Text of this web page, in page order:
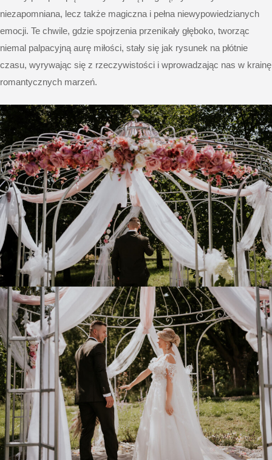
niezapomniana, lecz także magiczna i pełna niewypowiedzianych
emocji. Te chwile, gdzie spojrzenia przenikały głęboko, tworząc
niemal palpacyjną aurę miłości, stały się jak rysunek na płótnie
czasu, wyrywając się z rzeczywistości i wprowadzając nas w krainę
romantycznych marzeń.